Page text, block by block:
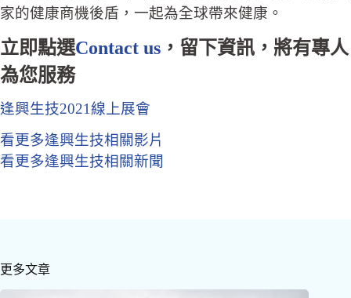
家的健康商機後盾，一起為全球帶來健康。
立即點選Contact us ，留下資訊，將有專人
為您服務
逢興生技2021線上展會
看更多逢興生技相關影片
看更多逢興生技相關新聞
更多文章